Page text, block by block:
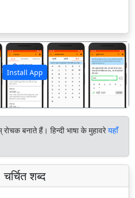
Install App
अगला
रोचक बनाते हैं। हिन्दी भाषा के मुहावरेयहाँ
चर्चित शब्द